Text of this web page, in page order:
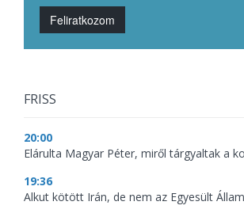
Feliratkozom
FRISS
20:00
Elárulta Magyar Péter, miről tárgyaltak a
19:36
Alkut kötött Irán, de nem az Egyesült